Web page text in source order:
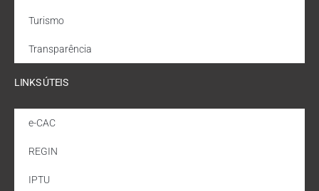
Turismo
Transparência
LINKS ÚTEIS
e-CAC
REGIN
IPTU